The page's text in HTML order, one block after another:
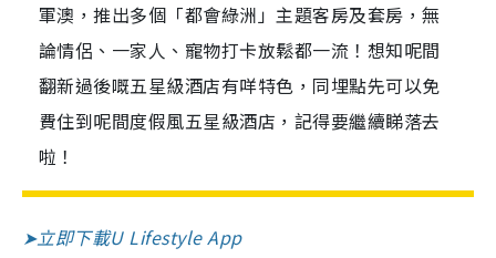
軍澳，推出多個「都會綠洲」主題客房及套房，無
論情侶、一家人、寵物打卡放鬆都一流！想知呢間
翻新過後嘅五星級酒店有咩特色，同埋點先可以免
費住到呢間度假風五星級酒店，記得要繼續睇落去
啦！
➤立即下載U Lifestyle App